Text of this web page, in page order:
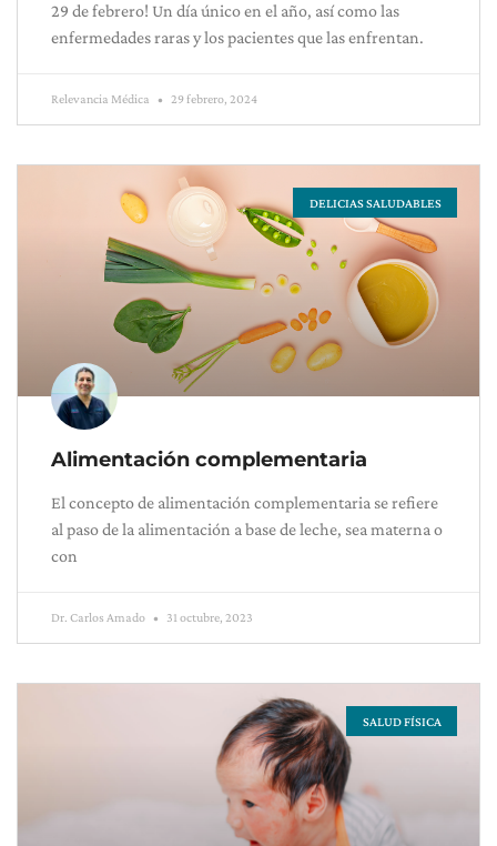
29 de febrero! Un día único en el año, así como las
enfermedades raras y los pacientes que las enfrentan.
Relevancia Médica 29 febrero, 2024
DELICIAS SALUDABLES
Alimentación complementaria
El concepto de alimentación complementaria se refiere
al paso de la alimentación a base de leche, sea materna o
con
Dr. Carlos Amado 31 octubre, 2023
SALUD FÍSICA